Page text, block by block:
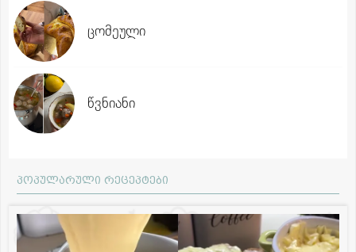
ცომეული
წვნიანი
პოპულარული რეცეპტები